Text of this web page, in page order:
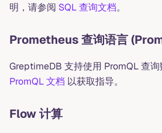
明，请参阅 SQL 查询文档。
Prometheus 查询语言
GreptimeDB 支持使用 PromQL 查
PromQL 文档 以获取指导。
Flow 计算